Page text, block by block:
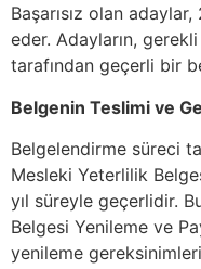
Başarısız olan
eder. Adayların,
tarafından geçerli bir
Belgenin Teslimi ve
Belgelendirme süreci
Mesleki Yeterlilik
yıl süreyle geçerlidir.
Belgesi Yenileme ve
yenileme